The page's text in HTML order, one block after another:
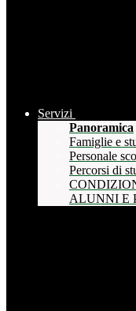
Servizi
Panoramica
Famiglie e
Personale
Percorsi di
ALUNNI E